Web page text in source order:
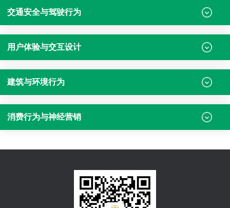
交通安全与驾驶行为
用户体验与交互设计
建筑与环境行为
消费行为与神经营销